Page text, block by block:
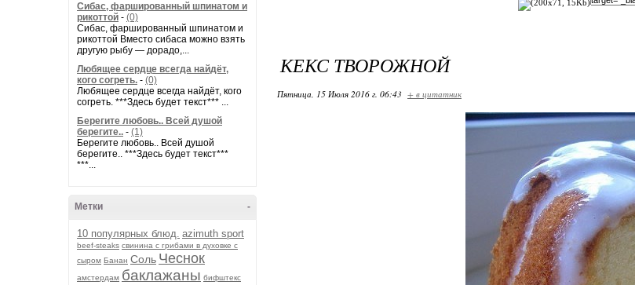
Сибас, фаршированный шпинатом и
рикоттой - (0)
Сибас, фаршированный шпинатом и
рикоттой Вместо сибаса можно взять
другую рыбу — дорадо,...
Любящее сердце всегда найдёт,
кого согреть. - (0)
Любящее сердце всегда найдёт, кого
согреть. ***Здесь будет текст*** ...
Берегите любовь.. Всей душой
берегите.. - (1)
Берегите любовь.. Всей душой
берегите.. ***Здесь будет текст***
***...
-
Метки
10 популярных блюд. azimuth sport
beef-stеаks cвинина с грибами в духовке с
сыром Банан Соль Чеснок
амстердам баклажаны бифштекс
КЕКС ТВОРОЖНОЙ
Пятница, 15 Июля 2016 г. 06:43 + в цитатник